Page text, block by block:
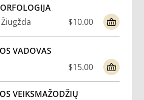
$10.00
VADOVAS
$15.00
VEIKSMAŽODŽIŲ